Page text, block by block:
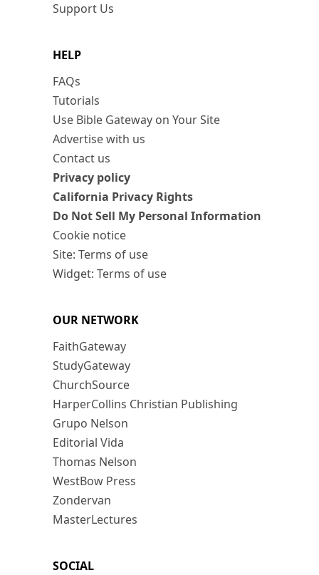
Support Us
HELP
FAQs
Tutorials
Use Bible Gateway on Your Site
Advertise with us
Contact us
Privacy policy
California Privacy Rights
Do Not Sell My Personal Information
Cookie notice
Site: Terms of use
Widget: Terms of use
OUR NETWORK
FaithGateway
StudyGateway
ChurchSource
HarperCollins Christian Publishing
Grupo Nelson
Editorial Vida
Thomas Nelson
WestBow Press
Zondervan
MasterLectures
SOCIAL